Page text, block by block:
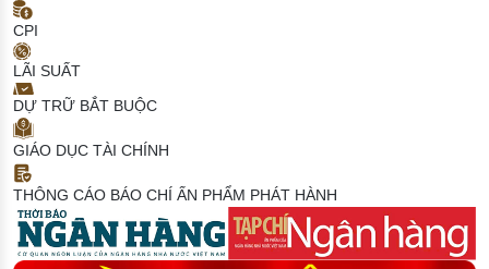
CPI
LÃI SUẤT
DỰ TRỮ BẮT BUỘC
GIÁO DỤC TÀI CHÍNH
THÔNG CÁO BÁO CHÍ ẤN PHẨM PHÁT HÀNH